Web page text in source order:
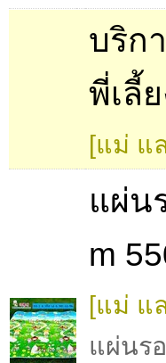
บริก
พี่เลี้
[แม่ แ
แผ่น
m
[แม่ แ
แผ่นร